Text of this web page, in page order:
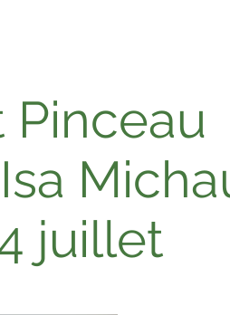
Pinceau
juillet